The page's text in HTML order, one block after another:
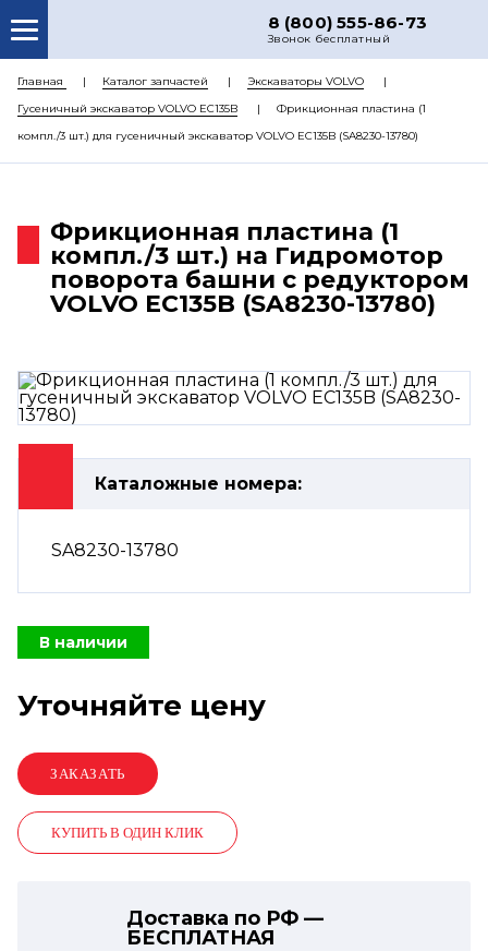
8 (800) 555-86-73
Звонок бесплатный
О НАС
КАТАЛОГ ЗАПЧАСТЕЙ
РЕМОНТ
ЦЕНЫ
КОНТАКТЫ
Главная Каталог запчастей
Экскаваторы VOLVO
Гусеничный экскаватор VOLVO EC135B
Фрикционная пластина (1
компл./3 шт.) для гусеничный экскаватор VOLVO EC135B (SA8230-13780)
Фрикционная пластина (1
компл./3 шт.) на Гидромотор
поворота башни с редуктором
VOLVO EC135B (SA8230-13780)
Каталожные номера:
SA8230-13780
В наличии
Уточняйте цену
КУПИТЬ В ОДИН КЛИК
Доставка по РФ —
БЕСПЛАТНАЯ